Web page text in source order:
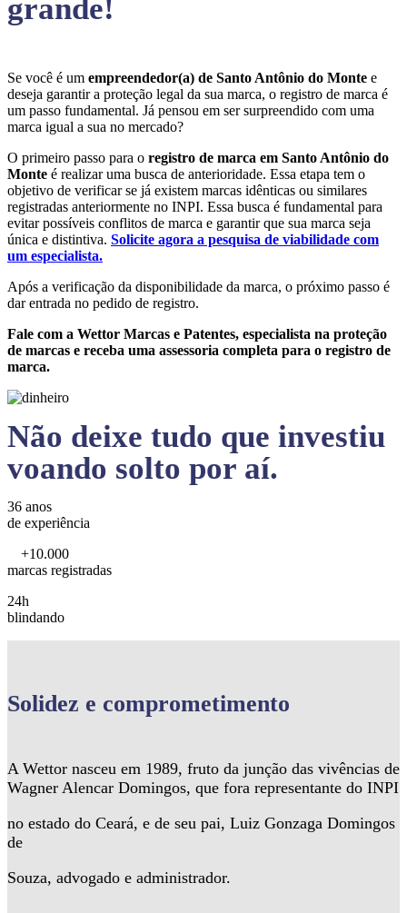
grande!
Se você é um empreendedor(a) de Santo Antônio do Monte e
deseja garantir a proteção legal da sua marca, o registro de marca é
um passo fundamental. Já pensou em ser surpreendido com uma
marca igual a sua no mercado?
O primeiro passo para o registro de marca em Santo Antônio do
Monte é realizar uma busca de anterioridade. Essa etapa tem o
objetivo de verificar se já existem marcas idênticas ou similares
registradas anteriormente no INPI. Essa busca é fundamental para
evitar possíveis conflitos de marca e garantir que sua marca seja
única e distintiva. Solicite agora a pesquisa de viabilidade com
um especialista.
Após a verificação da disponibilidade da marca, o próximo passo é
dar entrada no pedido de registro.
Fale com a Wettor Marcas e Patentes, especialista na proteção
de marcas e receba uma assessoria completa para o registro de
marca.
Não deixe tudo que investiu
voando solto por aí.
36 anos
de experiência
+10.000
marcas registradas
24h
blindando
Solidez e comprometimento
A Wettor nasceu em 1989, fruto da junção das vivências de
Wagner Alencar Domingos, que fora representante do INPI
no estado do Ceará, e de seu pai, Luiz Gonzaga Domingos
de
Souza, advogado e administrador.